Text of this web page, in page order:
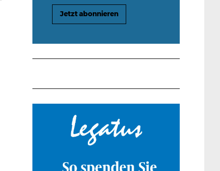
Jetzt abonnieren